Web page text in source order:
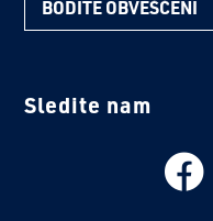
BODITE OBVEŠČENI
Sledite nam